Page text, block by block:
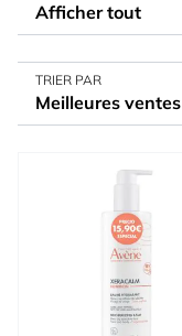
Afficher tout
TRIER PAR
Meilleures ventes